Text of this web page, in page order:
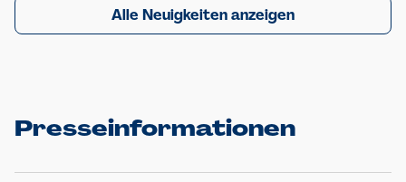
Alle Neuigkeiten anzeigen
Presseinformationen